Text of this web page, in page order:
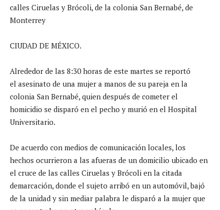
calles Ciruelas y Brócoli, de la colonia San Bernabé, de
Monterrey
CIUDAD DE MÉXICO.
Alrededor de las 8:30 horas de este martes se reportó
el asesinato de una mujer a manos de su pareja en la
colonia San Bernabé, quien después de cometer el
homicidio se disparó en el pecho y murió en el Hospital
Universitario.
De acuerdo con medios de comunicación locales, los
hechos ocurrieron a las afueras de un domicilio ubicado en
el cruce de las calles Ciruelas y Brócoli en la citada
demarcación, donde el sujeto arribó en un automóvil, bajó
de la unidad y sin mediar palabra le disparó a la mujer que